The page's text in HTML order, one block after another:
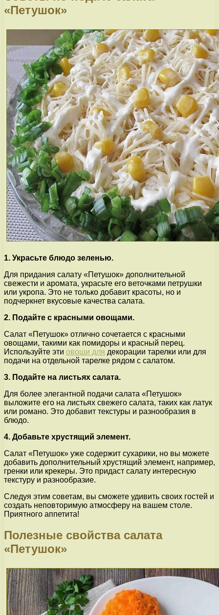
«Петушок»
1. Украсьте блюдо зеленью.
Для придания салату «Петушок» дополнительной
свежести и аромата, украсьте его веточками петрушки
или укропа. Это не только добавит красоты, но и
подчеркнет вкусовые качества салата.
2. Подайте с красными овощами.
Салат «Петушок» отлично сочетается с красными
овощами, такими как помидоры и красный перец.
Используйте эти овощи для декорации тарелки или для
подачи на отдельной тарелке рядом с салатом.
3. Подайте на листьях салата.
Для более элегантной подачи салата «Петушок»
выложите его на листьях свежего салата, таких как латук
или романо. Это добавит текстуры и разнообразия в
блюдо.
4. Добавьте хрустящий элемент.
Салат «Петушок» уже содержит сухарики, но вы можете
добавить дополнительный хрустящий элемент, например,
гренки или крекеры. Это придаст салату интересную
текстуру и разнообразие.
Следуя этим советам, вы сможете удивить своих гостей и
создать неповторимую атмосферу на вашем столе.
Приятного аппетита!
Полезные свойства салата
«Петушок»